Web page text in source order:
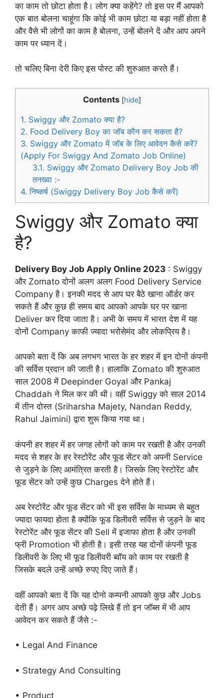
का काम तो छोटा होता है। लोग क्या कहेंगे? तो इस पर मैं आपको
एक बात बोलना चाहूंगा कि कोई भी काम छोटा या बड़ा नहीं होता है
और वैसे भी लोगों का काम है बोलना, उन्हें बोलने दें और आप अपने
काम पर ध्यान दें।
तो चलिए बिना देरी किए इस पोस्ट की शुरुआत करते हैं।
Contents [hide]
1. Swiggy और Zomato क्या है?
2. Food Delivery Boy का जॉब कौन कर सकता है?
3. Swiggy और Zomato में जॉब के लिए आवेदन कैसे करें?
(Apply For Swiggy And Zomato Job Online)
3.1. Swiggy और Zomato Delivery Boy Job की
तनख्वा :-
4. निष्कर्ष (Swiggy Delivery Boy Job कैसे करें)
Swiggy और Zomato क्या
है?
Delivery Boy Job Apply Online 2023 : Swiggy
और Zomato दोनों अलग अलग Food Delivery Service
Company है। इनकी मदद से आप घर बैठे खाना ऑर्डर कर
सकते हैं और कुछ ही समय बाद आपको आपके घर पर खाना
Deliver कर दिया जाता है। अभी के समय में भारत देश में यह
दोनों Company काफी ज्यादा भरोसेमंद और लोकप्रिय है।
आपको बता दें कि अब लगभग भारत के हर शहर में इन दोनों कंपनी
की सर्विस प्रदान की जाती है। हालाकि Zomato की शुरुआत
साल 2008 में Deepinder Goyal और Pankaj
Chaddah ने मिल कर की थी। वहीं Swiggy को साल 2014
में तीन दोस्त (Sriharsha Majety, Nandan Reddy,
Rahul Jaimini) द्वारा शुरू किया गया था।
कंपनी हर शहर में हर जगह लोगों को काम पर रखती है और उनकी
मदद से शहर के हर रेस्टोरेंट और फूड सेंटर को अपनी Service
से जुड़ने के लिए आमंत्रित करती है। जिसके लिए रेस्टोरेंट और
फूड सेंटर को उन्हें कुछ Charges देने होते हैं।
अब रेस्टोरेंट और फूड सेंटर को भी इस सर्विस के माध्यम से बहुत
ज्यादा फायदा होता है क्योंकि फूड डिलीवरी सर्विस से जुड़ने के बाद
रेस्टोरेंट और फूड सेंटर की Sell में इजाफा होता है और उनकी
फ्री Promotion भी होती है। इसी तरह यह दोनों कंपनी फूड
डिलीवरी के लिए भी फूड डिलीवरी ब्वॉय को काम पर रखती है
जिसके बदले उन्हें अच्छे रुपए दिए जाते हैं।
वहीं आपको बता दें कि यह दोनो कम्पनी आपको कुछ और Jobs
देती हैं। अगर आप अच्छे पढ़े लिखे हैं तो इन जॉब्स में भी आप
आवेदन कर सकते हैं जैसे :-
• Legal And Finance
• Strategy And Consulting
• Product